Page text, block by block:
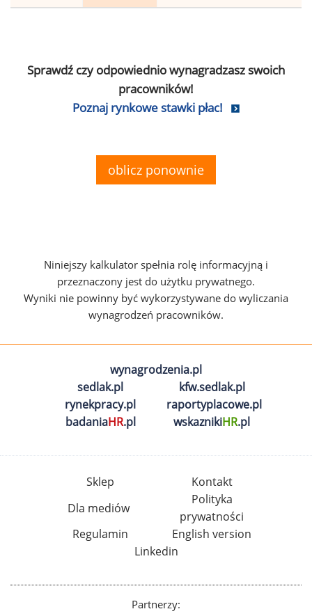
Sprawdź czy odpowiednio wynagradzasz swoich
pracowników!
Poznaj rynkowe stawki płac!
oblicz ponownie
Niniejszy kalkulator spełnia rolę informacyjną i
przeznaczony jest do użytku prywatnego.
Wyniki nie powinny być wykorzystywane do wyliczania
wynagrodzeń pracowników.
wynagrodzenia.pl
sedlak.pl
kfw.sedlak.pl
rynekpracy.pl
raportyplacowe.pl
badaniaHR.pl wskaznikiHR.pl
Sklep
Kontakt
Dla mediów
Polityka
prywatności
Regulamin
English version
Linkedin
Partnerzy: